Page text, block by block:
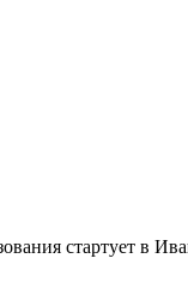
стартует в